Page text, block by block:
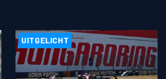
UITGELICHT